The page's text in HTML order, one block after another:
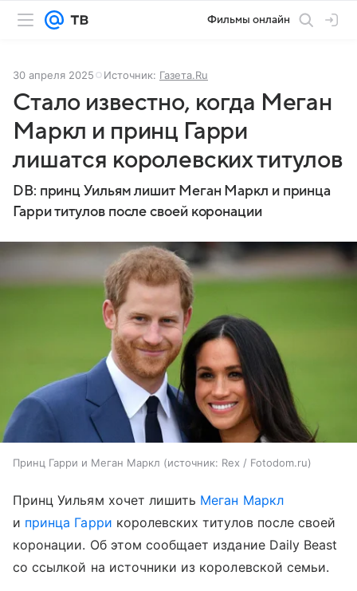
Фильмы онлайн
30 апреля 2025 Источник: Газета.Ru
Стало известно, когда Меган
Маркл и принц Гарри
лишатся королевских титулов
DB: принц Уильям лишит Меган Маркл и принца
Гарри титулов после своей коронации
Принц Гарри и Меган Маркл источник: Rex / Fotodom.ru
Принц Уильям хочет лишить Меган Маркл
и принца Гарри королевских титулов после своей
коронации. Об этом сообщает издание Daily Beast
со ссылкой на источники из королевской семьи.